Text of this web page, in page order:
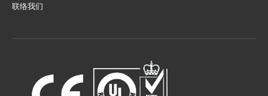
联络我们